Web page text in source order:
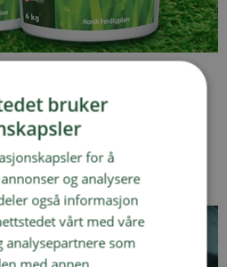
før du legger
bruker
for å
og analysere
også informasjon
vårt med våre
analysepartnere som